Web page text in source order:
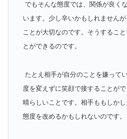
でもそんな態度では、関係が良く
います。少し辛いかもしれません
ことが大切なのです。そうするこ
とができるのです。
たとえ相手が自分のことを嫌って
度を変えずに笑顔で接することが
晴らしいことです。相手ももしか
態度を改めるかもしれないのです。